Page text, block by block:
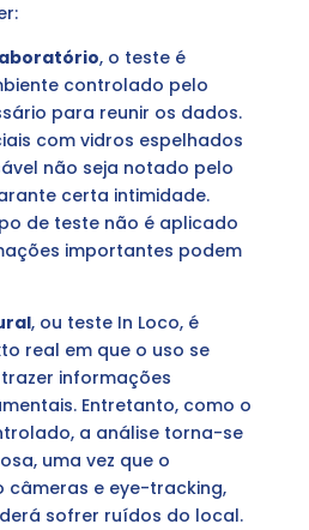
, o teste é
controlado pelo
para reunir os dados.
com vidros espelhados
não seja notado pelo
certa intimidade.
de teste não é aplicado
importantes podem
, ou teste In Loco, é
real em que o uso se
informações
Entretanto, como o
a análise torna-se
uma vez que o
câmeras e eye-tracking,
sofrer ruídos do local.